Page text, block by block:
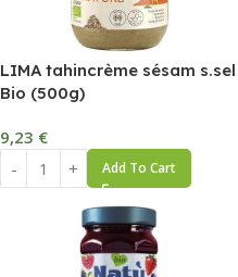
LIMA tahincrème sésam s.sel
Bio (500g)
9,23 €
Add To Cart